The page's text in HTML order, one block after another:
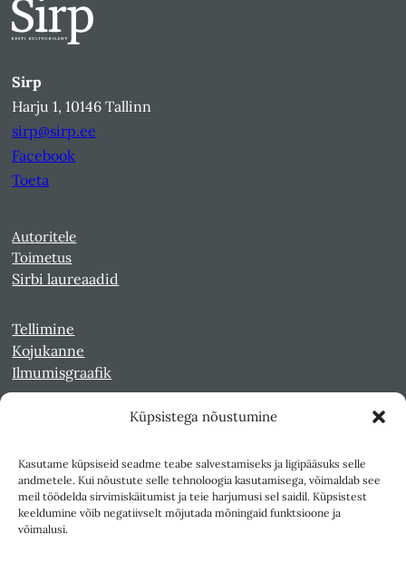
Küpsistega nõustumine
Kasutame küpsiseid seadme teabe salvestamiseks ja ligipääsuks selle
andmetele. Kui nõustute selle tehnoloogia kasutamisega, võimaldab see
meil töödelda sirvimiskäitumist ja teie harjumusi sel saidil. Küpsistest
keeldumine võib negatiivselt mõjutada mõningaid funktsioone ja
võimalusi.
Sirp
Harju 1, 10146 Tallinn
sirp@sirp.ee
Facebook
Toeta
Autoritele
Toimetus
Sirbi laureaadid
Tellimine
Kojukanne
Ilmumisgraafik
Kultuurileht 1994-1997
Reede 1989-1990
Sirp ja Vasar 1940-1989